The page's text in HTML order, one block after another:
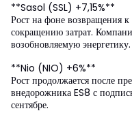
**Sasol (SSL) +7,15%**
Рост на фоне возвращения
сокращению затрат.
возобновляемую энергетику.
**Nio (NIO) +6%**
Рост продолжается после
внедорожника ES8 с
сентябре.